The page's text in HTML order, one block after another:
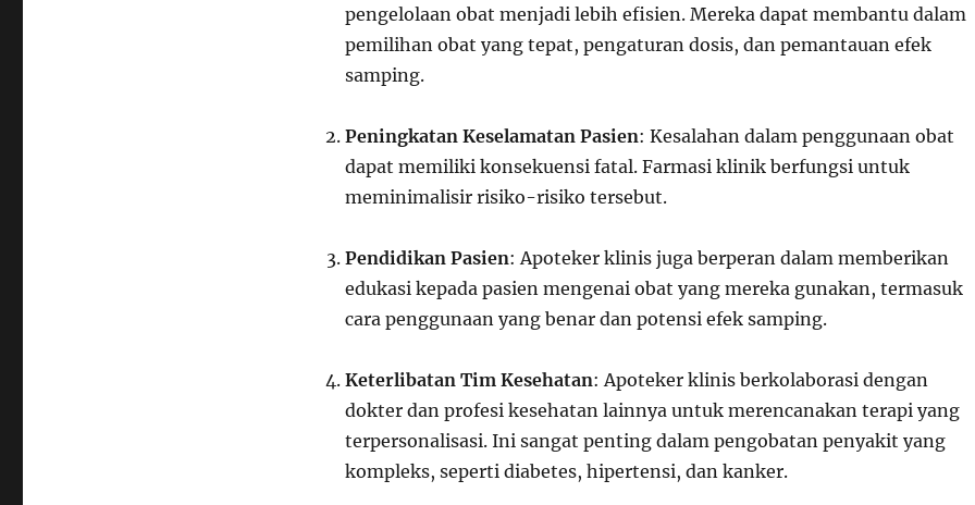
pengelolaan obat menjadi lebih efisien. Mereka dapat membantu dalam
pemilihan obat yang tepat, pengaturan dosis, dan pemantauan efek
samping.
Peningkatan Keselamatan Pasien: Kesalahan dalam penggunaan obat
dapat memiliki konsekuensi fatal. Farmasi klinik berfungsi untuk
meminimalisir risiko-risiko tersebut.
Pendidikan Pasien: Apoteker klinis juga berperan dalam memberikan
edukasi kepada pasien mengenai obat yang mereka gunakan, termasuk
cara penggunaan yang benar dan potensi efek samping.
Keterlibatan Tim Kesehatan: Apoteker klinis berkolaborasi dengan
dokter dan profesi kesehatan lainnya untuk merencanakan terapi yang
terpersonalisasi. Ini sangat penting dalam pengobatan penyakit yang
kompleks, seperti diabetes, hipertensi, dan kanker.